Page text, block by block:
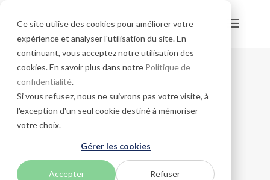
Ce site utilise des cookies pour améliorer votre
expérience et analyser l'utilisation du site. En
continuant, vous acceptez notre utilisation des
cookies. En savoir plus dans notre Politique de
confidentialité.
Si vous refusez, nous ne suivrons pas votre visite, à
l'exception d'un seul cookie destiné à mémoriser
votre choix.
Gérer les cookies
Accepter Refuser